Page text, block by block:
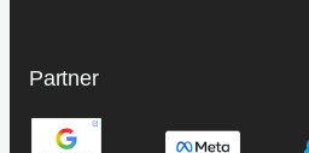
Partner